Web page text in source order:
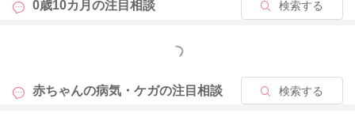
0歳10カ月の注目相談 検索する
もっと見る
赤ちゃんの病気・ケガの注目相談 検索する